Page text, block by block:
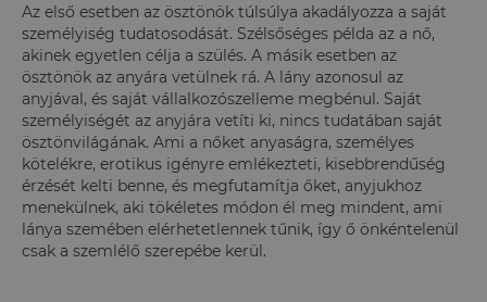
Az első esetben az ösztönök túlsúlya akadályozza a saját
személyiség tudatosodását. Szélsőséges példa az a nő,
akinek egyetlen célja a szülés. A másik esetben az
ösztönök az anyára vetülnek rá. A lány azonosul az
anyjával, és saját vállalkozószelleme megbénul. Saját
személyiségét az anyjára vetíti ki, nincs tudatában saját
ösztönvilágának. Ami a nőket anyaságra, személyes
kötelékre, erotikus igényre emlékezteti, kisebbrendűség
érzését kelti benne, és megfutamítja őket, anyjukhoz
menekülnek, aki tökéletes módon él meg mindent, ami
lánya szemében elérhetetlennek tűnik, így ő önkéntelenül
csak a szemlélő szerepébe kerül.